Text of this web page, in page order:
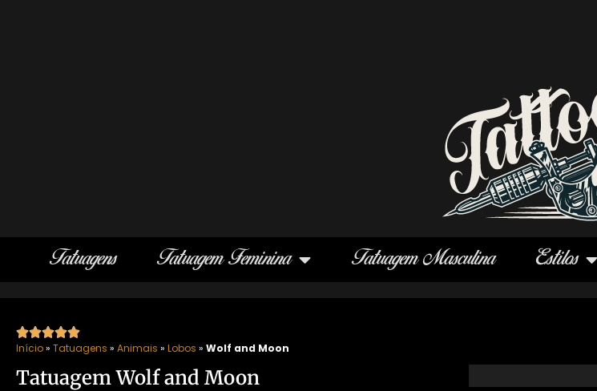
Tatuagens Tatuagem Feminina Tatuagem Masculina Estilos

Início» Tatuagens » Animais » Lobos » Wolf and Moon
Tatuagem Wolf and Moon